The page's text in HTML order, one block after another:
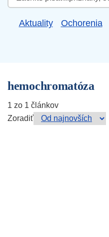
Aktuality Ochorenia
hemochromatóza
1 zo 1 článkov
Zoradiť